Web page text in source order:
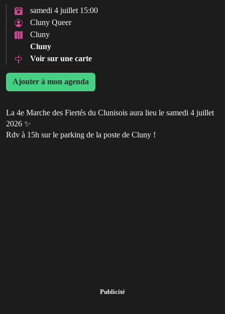
samedi 4 juillet 15:00
Cluny Queer
Cluny
Cluny
Voir sur une carte
Ajouter à mon agenda
La 4e Marche des Fiertés du Clunisois aura lieu le samedi 4 juillet
2026 ✨
Rdv à 15h sur le parking de la poste de Cluny !
Publicité